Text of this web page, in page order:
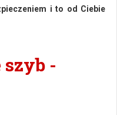
i to od Ciebie
-